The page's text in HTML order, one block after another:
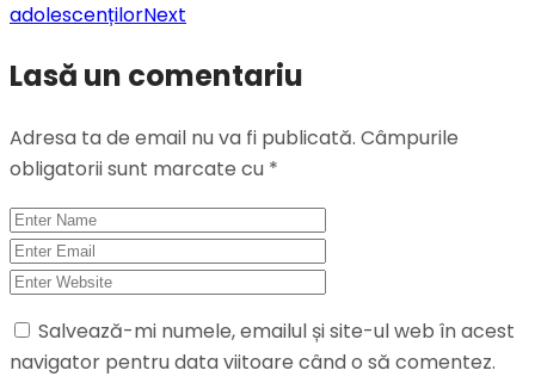
adolescențilorNext
Lasă un comentariu
Adresa ta de email nu va fi publicată. Câmpurile
obligatorii sunt marcate cu *
Salvează-mi numele, emailul și site-ul web în acest
navigator pentru data viitoare când o să comentez.